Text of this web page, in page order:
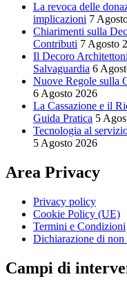
La revoca delle
implicazioni 7
Chiarimenti sulla
Contributi 7 Agosto
Il Decoro
Salvaguardia 6
Nuove Regole sulla
6 Agosto 2026
La Cassazione e il
Guida Pratica 5
Tecnologia al
5 Agosto 2026
Area Privacy
Privacy policy
Cookie Policy (UE)
Termini e Condizioni
Dichiarazione di non
Campi di